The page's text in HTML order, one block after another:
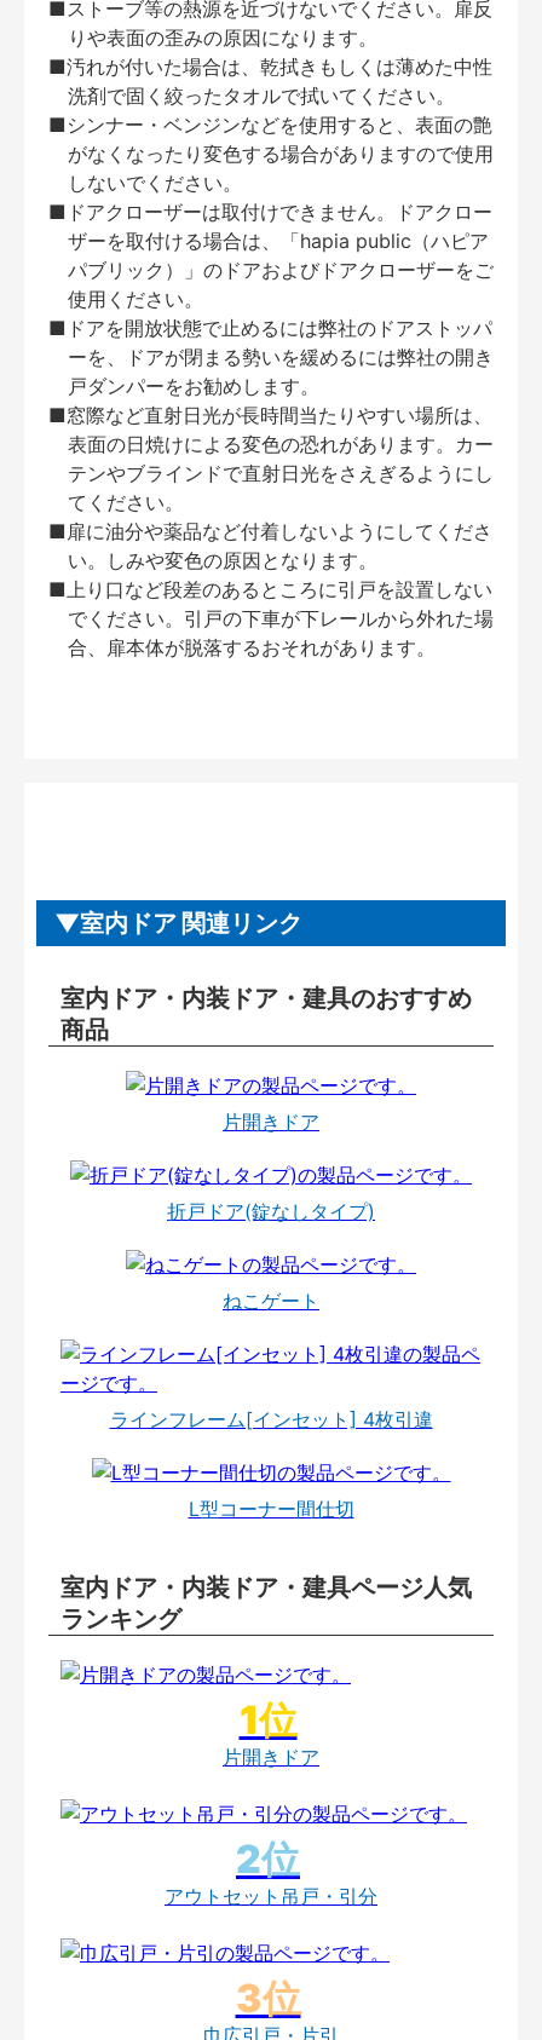
■ストーブ等の熱源を近づけないでください。扉反
りや表面の歪みの原因になります。
■汚れが付いた場合は、乾拭きもしくは薄めた中性
洗剤で固く絞ったタオルで拭いてください。
■シンナー・ベンジンなどを使用すると、表面の艶
がなくなったり変色する場合がありますので使用
しないでください。
■ドアクローザーは取付けできません。ドアクロー
ザーを取付ける場合は、「hapia public（ハピア
パブリック）」のドアおよびドアクローザーをご
使用ください。
■ドアを開放状態で止めるには弊社のドアストッパ
ーを、ドアが閉まる勢いを緩めるには弊社の開き
戸ダンパーをお勧めします。
■窓際など直射日光が長時間当たりやすい場所は、
表面の日焼けによる変色の恐れがあります。カー
テンやブラインドで直射日光をさえぎるようにし
てください。
■扉に油分や薬品など付着しないようにしてくださ
い。しみや変色の原因となります。
■上り口など段差のあるところに引戸を設置しない
でください。引戸の下車が下レールから外れた場
合、扉本体が脱落するおそれがあります。
室内ドア 関連リンク
室内ドア・内装ドア・建具のおすすめ
商品
片開きドア
折戸ドア(錠なしタイプ)
ねこゲート
ラインフレーム[インセット] 4枚引違
L型コーナー間仕切
室内ドア・内装ドア・建具ページ人気
ランキング
片開きドア
アウトセット吊戸・引分
巾広引戸・片引